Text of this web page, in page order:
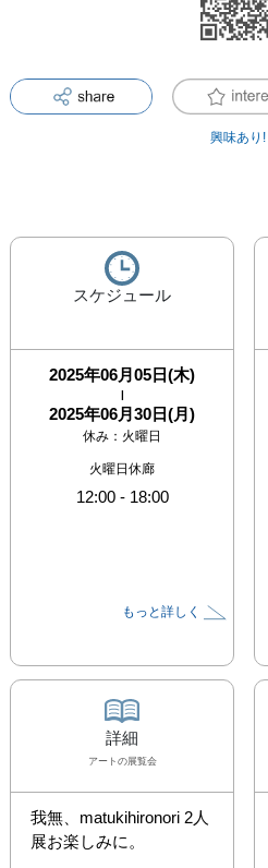
興味あり!
スケジュール
2025年06月05日(木)
|
2025年06月30日(月)
休み： 火曜日
火曜日休廊
12:00- 18:00
もっと詳しく
詳細
アート の展覧会
我無、matukihironori 2人
展お楽しみに。